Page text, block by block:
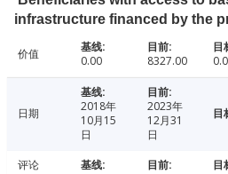
infrastructure financed by the
价值 0.00 8327.00
日期
2018年
10月15
日
2023年
12月31
日
评论